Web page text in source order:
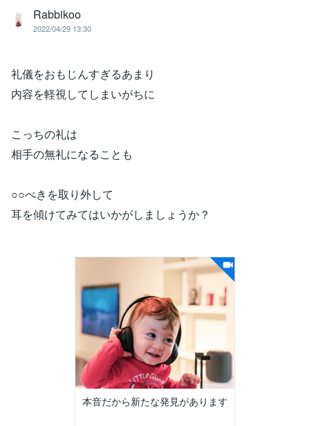
Rabbikoo
2022/04/29 13:30
礼儀をおもじんすぎるあまり
内容を軽視してしまいがちに
こっちの礼は
相手の無礼になることも
○○べきを取り外して
耳を傾けてみてはいかがしましょうか？
本音だから新たな発見があります